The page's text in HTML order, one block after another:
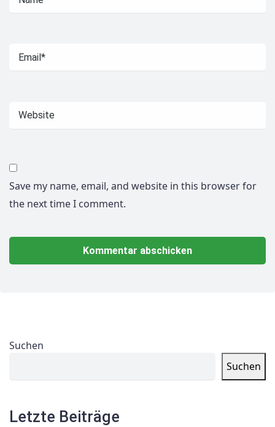
Save my name, email, and website in this browser for
the next time I comment.
Suchen
Suchen
Letzte Beiträge